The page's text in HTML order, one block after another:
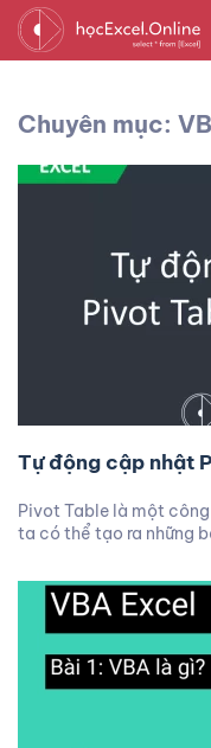
Chuyên mục:
Tự động cập nhật
Pivot Table là một
ta có thể tạo ra những